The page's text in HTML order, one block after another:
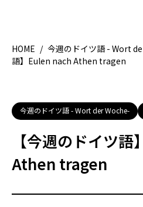
地域別ガイド
観光ガイド
ライフスタイル
HOME / 今週のドイツ語 - Wort
語】Eulen nach Athen tragen
今週のドイツ語 - Wort der Woche-
【今週のドイツ
Athen tragen